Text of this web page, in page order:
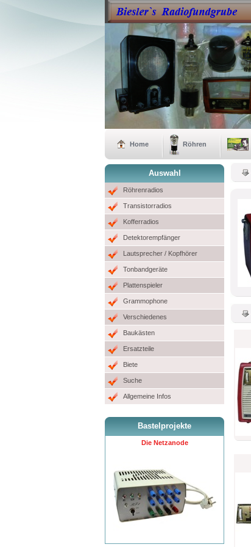
Home Röhren
Auswahl
Röhrenradios
Transistorradios
Kofferradios
Detektorempfänger
Lautsprecher / Kopfhörer
Tonbandgeräte
Plattenspieler
Grammophone
Verschiedenes
Baukästen
Ersatzteile
Biete
Suche
Allgemeine Infos
Bastelprojekte
Die Netzanode